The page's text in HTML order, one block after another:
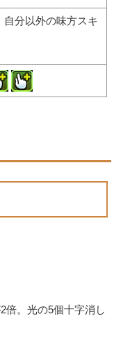
分以外の味方スキ
倍。光の5個十字消し